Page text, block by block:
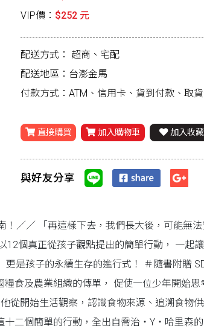
VIP價： $252 元
配送方式： 超商、宅配
配送地區：台澎金馬
付款方式：ATM、信用卡、貨到付款、取
直接購買 加入購物車 加入收藏
與好友分享
！／／ 「再這樣下去，我們長大後，可能無
個真正從孩子觀點提出的簡單行動， 一起
是孩子的永續生存的進行式！ ＃隨書附贈
食及農業組織的傳單， 促使一位少年開始
開始生活觀察，認識食物來源、追溯食物供
二個簡單的行動，全出自喬治・Y・哈里森